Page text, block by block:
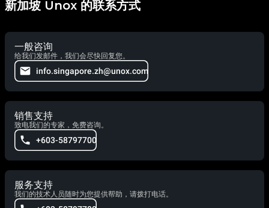
新加坡 Unox 的联系方式
一般咨询
给我们发邮件，我们会尽快回复您。
info.singapore.zh@unox.com
销售支持
致电我们的专家，免费咨询。
+603-58797700
服务支持
我们的技术人员随时为您提供帮助，请拨打电话。